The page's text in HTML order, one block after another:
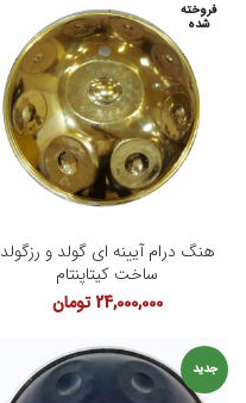
فروخته
شده
هنگ درام آیینه ای گولد و رزگولد
ساخت کیتاپنتام
24,000,000 تومان
جدید